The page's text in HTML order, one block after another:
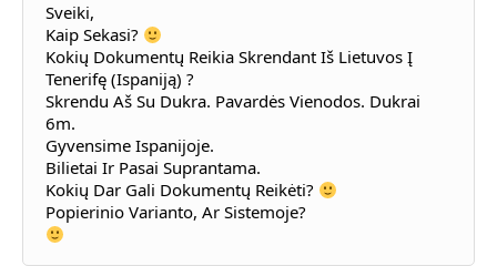
Sveiki,
Kaip Sekasi?
Kokių Dokumentų Reikia Skrendant Iš Lietuvos Į
Tenerifę (Ispaniją) ?
Skrendu Aš Su Dukra. Pavardės Vienodos. Dukrai
6m.
Gyvensime Ispanijoje.
Bilietai Ir Pasai Suprantama.
Kokių Dar Gali Dokumentų Reikėti?
Popierinio Varianto, Ar Sistemoje?